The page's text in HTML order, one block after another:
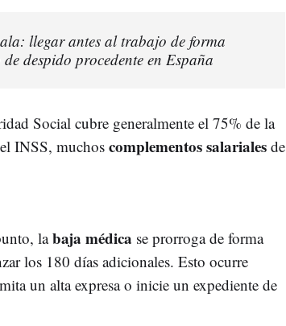
llegar antes al trabajo de forma
despido procedente en España
Social cubre generalmente el 75% de la
INSS, muchos complementos salariales de
labaja médica se prorroga de forma
los 180 días adicionales. Esto ocurre
un alta expresa o inicie un expediente de